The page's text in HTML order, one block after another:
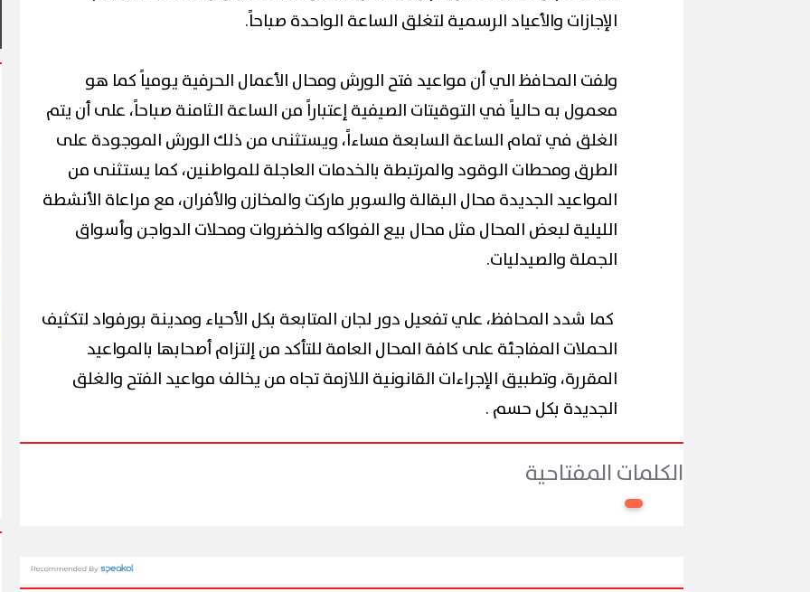
الإجازات والأعياد الرسمية لتغلق الساعة الواحدة صباحاً.
ولفت المحافظ الي أن مواعيد فتح الورش ومحال الأعمال الحرفية يومياً كما هو
معمول به حالياً في التوقيتات الصيفية إعتباراً من الساعة الثامنة صباحاً، على أن يتم
الغلق في تمام الساعة السابعة مساءاً، ويستثنى من ذلك الورش الموجودة على
الطرق ومحطات الوقود والمرتبطة بالخدمات العاجلة للمواطنين، كما يستثنى من
المواعيد الجديدة محال البقالة والسوبر ماركت والمخازن والأفران، مع مراعاة الأنشطة
الليلية لبعض المحال مثل محال بيع الفواكه والخضروات ومحلات الدواجن وأسواق
الجملة والصيدليات.
كما شدد المحافظ، علي تفعيل دور لجان المتابعة بكل الأحياء ومدينة بورفواد لتكثيف
الحملات المفاجئة على كافة المحال العامة للتأكد من إلتزام أصحابها بالمواعيد
المقررة، وتطبيق الإجراءات القانونية اللازمة تجاه من يخالف مواعيد الفتح والغلق
الجديدة بكل حسم .
الكلمات المفتاحية